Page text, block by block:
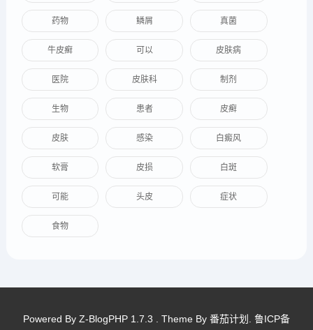
药物 鳞屑 真菌
牛皮癣 可以 皮肤病
医院 皮肤科 制剂
生物 患者 皮癣
皮肤 感染 白癜风
软膏 皮损 白斑
可能 头皮 症状
食物
Powered By Z-BlogPHP 1.7.3 . Theme By 番茄计划 鲁ICP备